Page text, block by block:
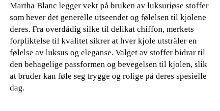
Martha Blanc legger vekt på bruken av luksuriøse stoffer
som hever det generelle utseendet og følelsen til kjolene
deres. Fra overdådig silke til delikat chiffon, merkets
forpliktelse til kvalitet sikrer at hver kjole utstråler en
følelse av luksus og eleganse. Valget av stoffer bidrar til
den behagelige passformen og bevegelsen til kjolen, slik
at bruder kan føle seg trygge og rolige på deres spesielle
dag.